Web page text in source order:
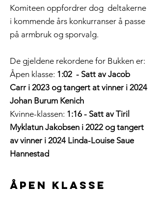
Komiteen oppfordrer dog deltakerne
i kommende års konkurranser å passe
på armbruk og sporvalg.
De gjeldene rekordene for Bukken er:
Åpen klasse: 1:02 - Satt av Jacob
Carr i 2023 og tangert at vinner i 2024
Johan Burum Kenich
Kvinne-klassen: 1:16 - Satt av Tiril
Myklatun Jakobsen i 2022 og tangert
av vinner i 2024 Linda-Louise Saue
Hannestad
Åpen Klasse